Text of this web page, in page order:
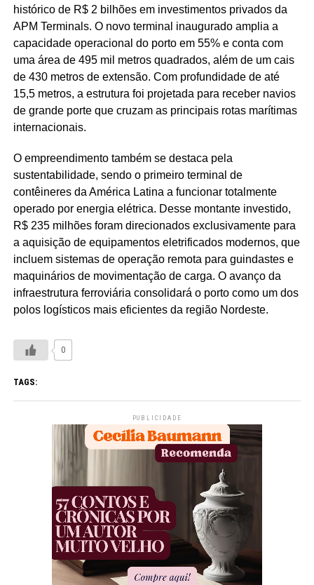
histórico de R$ 2 bilhões em investimentos privados da
APM Terminals. O novo terminal inaugurado amplia a
capacidade operacional do porto em 55% e conta com
uma área de 495 mil metros quadrados, além de um cais
de 430 metros de extensão. Com profundidade de até
15,5 metros, a estrutura foi projetada para receber navios
de grande porte que cruzam as principais rotas marítimas
internacionais.
O empreendimento também se destaca pela
sustentabilidade, sendo o primeiro terminal de
contêineres da América Latina a funcionar totalmente
operado por energia elétrica. Desse montante investido,
R$ 235 milhões foram direcionados exclusivamente para
a aquisição de equipamentos eletrificados modernos, que
incluem sistemas de operação remota para guindastes e
maquinários de movimentação de carga. O avanço da
infraestrutura ferroviária consolidará o porto como um dos
polos logísticos mais eficientes da região Nordeste.
0
TAGS:
PUBLICIDADE